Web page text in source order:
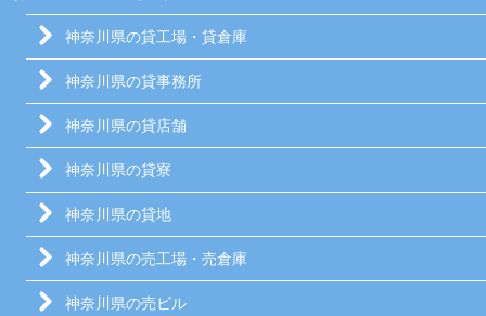
神奈川県の貸工場・貸倉庫
神奈川県の貸事務所
神奈川県の貸店舗
神奈川県の貸寮
神奈川県の貸地
神奈川県の売工場・売倉庫
神奈川県の売ビル